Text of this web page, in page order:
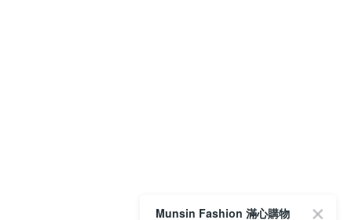
Munsin Fashion 滿心購物